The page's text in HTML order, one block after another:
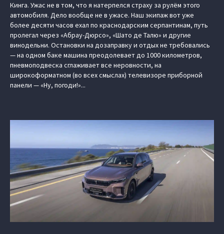
Кинга. Ужас не в том, что я натерпелся страху за рулём этого
автомобиля. Дело вообще не в ужасе. Наш экипаж вот уже
более десяти часов ехал по краснодарским серпантинам, путь
пролегал через «Абрау-Дюрсо», «Шато де Талю» и другие
винодельни. Остановки на дозаправку и отдых не требовались
— на одном баке машина преодолевает до 1000 километров,
пневмоподвеска сглаживает все неровности, на
широкоформатном (во всех смыслах) телевизоре приборной
панели — «Ну, погоди!»...